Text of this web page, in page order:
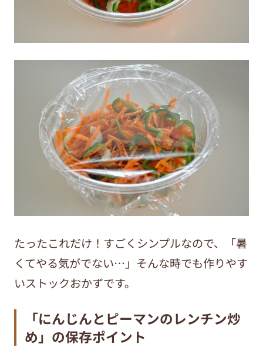
たったこれだけ！すごくシンプルなので、「暑
くてやる気がでない…」そんな時でも作りやす
いストックおかずです。
「にんじんとピーマンのレンチン炒
め」の保存ポイント